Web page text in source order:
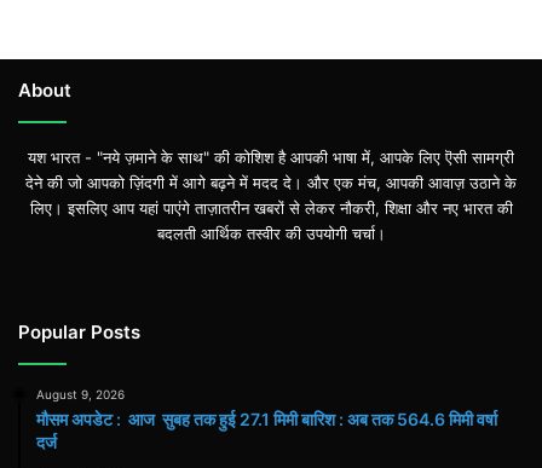
About
यश भारत - "नये ज़माने के साथ" की कोशिश है आपकी भाषा में, आपके लिए ऎसी सामग्री
देने की जो आपको ज़िंदगी में आगे बढ़ने में मदद दे। और एक मंच, आपकी आवाज़ उठाने के
लिए। इसलिए आप यहां पाएंगे ताज़ातरीन खबरों से लेकर नौकरी, शिक्षा और नए भारत की
बदलती आर्थिक तस्वीर की उपयोगी चर्चा।
Popular Posts
August 9, 2026
मौसम अपडेट : आज सुबह तक हुई 27.1 मिमी बारिश : अब तक 564.6 मिमी वर्षा
दर्ज